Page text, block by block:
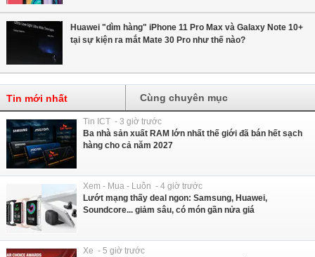
Huawei "dìm hàng" iPhone 11 Pro Max và Galaxy Note 10+
tại sự kiện ra mắt Mate 30 Pro như thế nào?
Tin mới nhất Cùng chuyên mục
Tin ICT - 3 giờ trước
Ba nhà sản xuất RAM lớn nhất thế giới đã bán hết sạch
hàng cho cả năm 2027
Xem - Mua - Luôn - 4 giờ trước
Lướt mạng thấy deal ngon: Samsung, Huawei,
Soundcore... giảm sâu, có món gần nửa giá
Xe - 5 giờ trước